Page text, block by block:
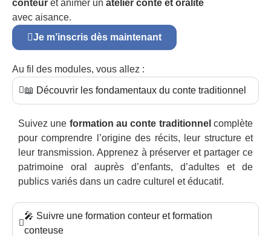
conteur et animer un atelier conte et oralité
avec aisance.
Je m’inscris dès maintenant
Au fil des modules, vous allez :
📖 Découvrir les fondamentaux du conte traditionnel
Suivez une formation au conte traditionnel complète
pour comprendre l’origine des récits, leur structure et
leur transmission. Apprenez à préserver et partager ce
patrimoine oral auprès d’enfants, d’adultes et de
publics variés dans un cadre culturel et éducatif.
🎤 Suivre une formation conteur et formation
conteuse